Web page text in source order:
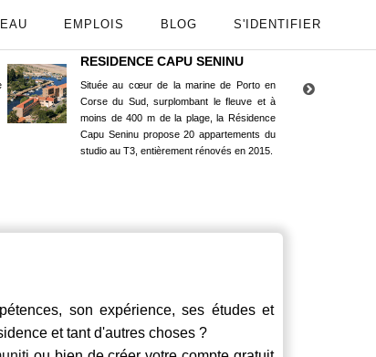
EMPLOIS BLOG S'IDENTIFIER
RESIDENCE CAPU SENINU
Située au cœur de la marine de Porto en
Corse du Sud, surplombant le fleuve et à
moins de 400 m de la plage, la Résidence
Capu Seninu propose 20 appartements du
studio au T3, entièrement rénovés en 2015.
son expérience, ses études et
et tant d'autres choses ?